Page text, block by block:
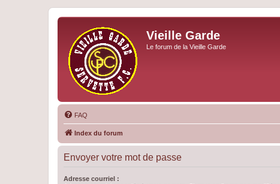
Vieille Garde
Le forum de la Vieille Garde
FAQ
Index du forum
Envoyer votre mot de passe
Adresse courriel :